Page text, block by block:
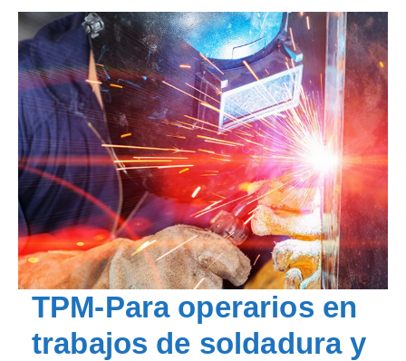
TPM-Para operarios en
trabajos de soldadura y